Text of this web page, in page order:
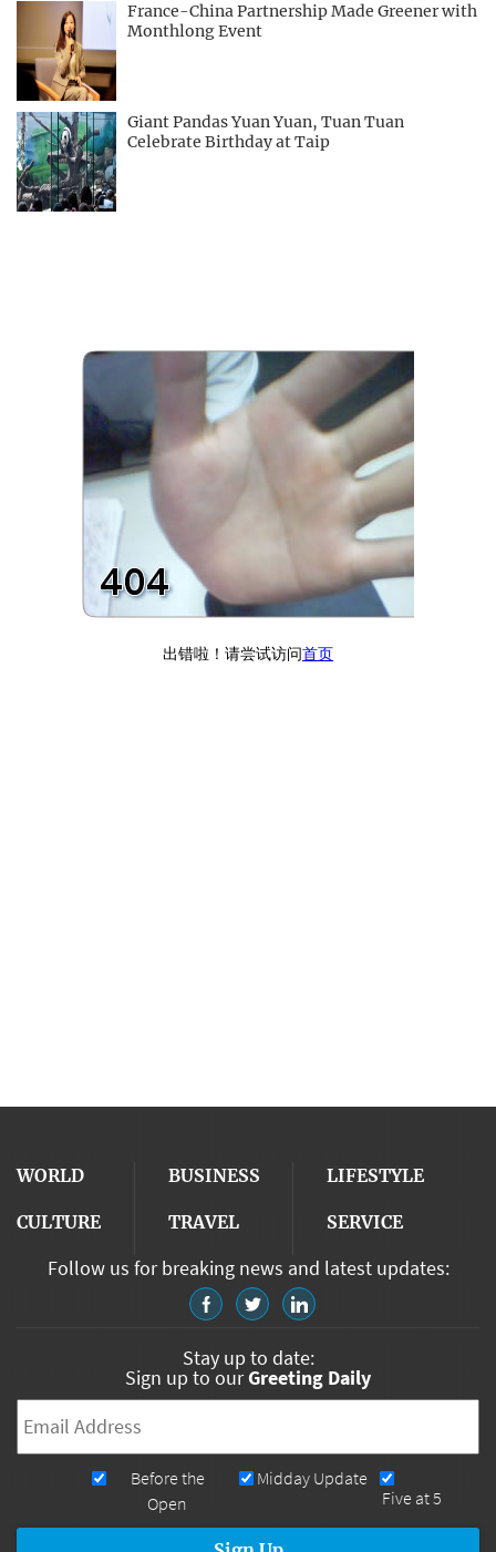
France-China Partnership Made Greener with
Monthlong Event
Giant Pandas Yuan Yuan, Tuan Tuan
Celebrate Birthday at Taip
WORLD BUSINESS LIFESTYLE
CULTURE TRAVEL SERVICE
Follow us for breaking news and latest updates:
Stay up to date:
Sign up to ourGreeting Daily
Newsletters
Five at 5
Midday Update
Before the
Open